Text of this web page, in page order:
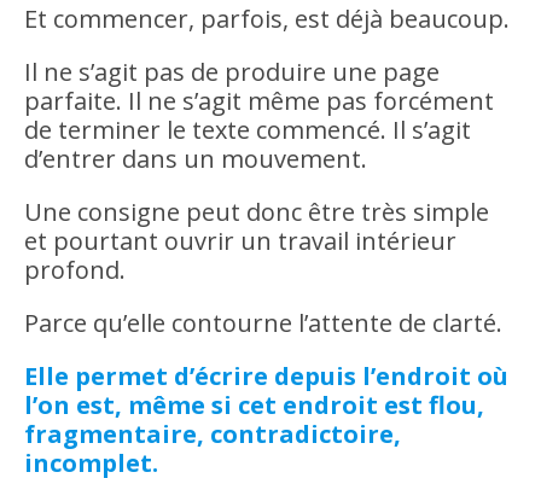
Et commencer, parfois, est déjà beaucoup.
Il ne s’agit pas de produire une page
parfaite. Il ne s’agit même pas forcément
de terminer le texte commencé. Il s’agit
d’entrer dans un mouvement.
Une consigne peut donc être très simple
et pourtant ouvrir un travail intérieur
profond.
Parce qu’elle contourne l’attente de clarté.
Elle permet d’écrire depuis l’endroit où
l’on est, même si cet endroit est flou,
fragmentaire, contradictoire,
incomplet.